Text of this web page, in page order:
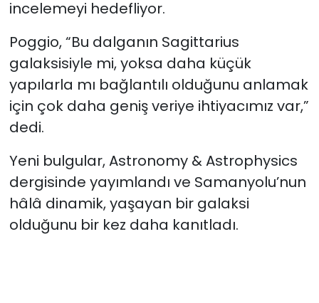
incelemeyi hedefliyor.
Poggio, “Bu dalganın Sagittarius
galaksisiyle mi, yoksa daha küçük
yapılarla mı bağlantılı olduğunu anlamak
için çok daha geniş veriye ihtiyacımız var,”
dedi.
Yeni bulgular, Astronomy & Astrophysics
dergisinde yayımlandı ve Samanyolu’nun
hâlâ dinamik, yaşayan bir galaksi
olduğunu bir kez daha kanıtladı.